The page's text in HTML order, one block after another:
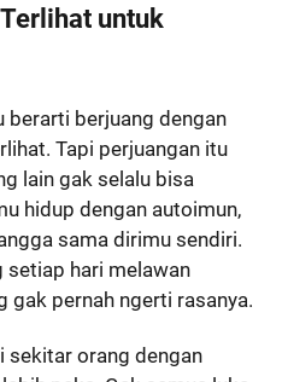
untuk
berarti berjuang dengan
Tapi perjuangan itu
lain gak selalu bisa
hidup dengan autoimun,
sama dirimu sendiri.
setiap hari melawan
gak pernah ngerti rasanya.
sekitar orang dengan